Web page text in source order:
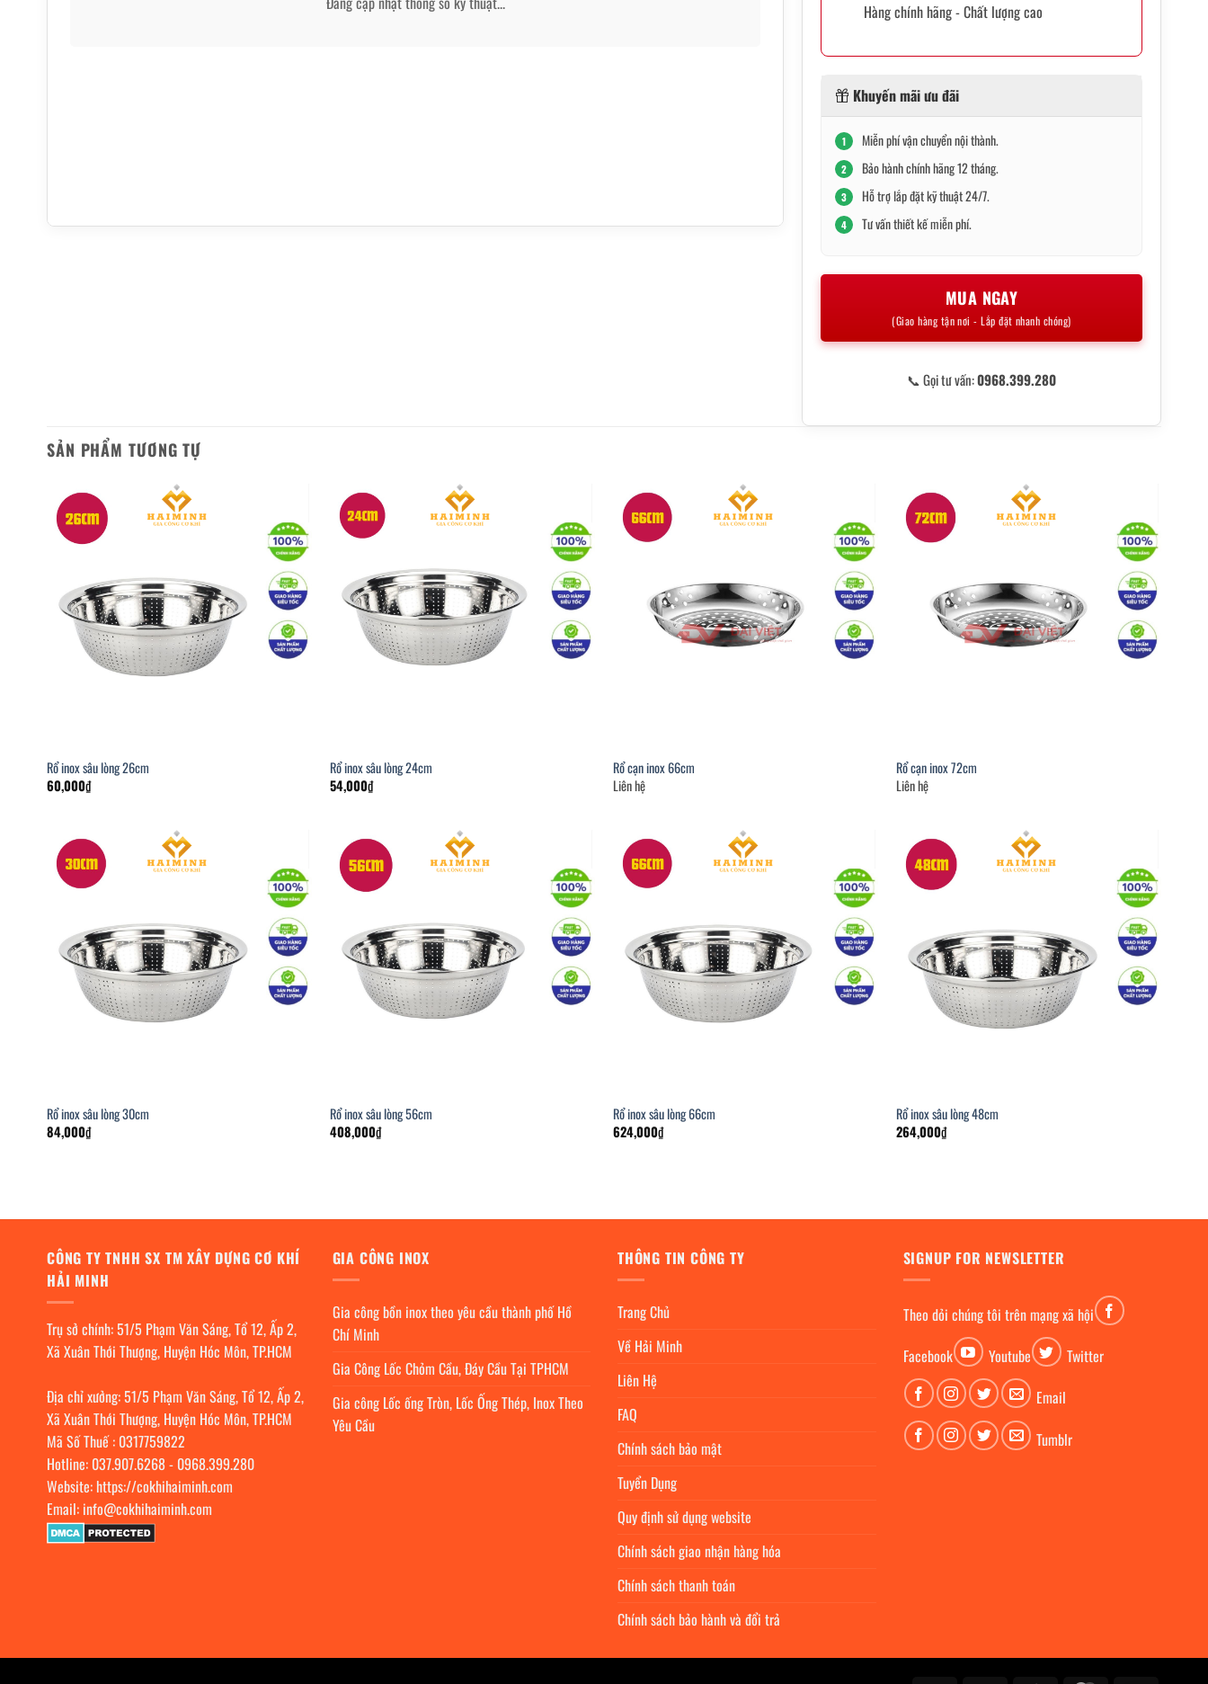
Hàng chính hãng - Chất lượng cao
Khuyến mãi ưu đãi
1 Miễn phí vận chuyển nội thành.
2 Bảo hành chính hãng 12 tháng.
3 Hỗ trợ lắp đặt kỹ thuật 24/7.
4 Tư vấn thiết kế miễn phí.
MUA NGAY
(Giao hàng tận nơi - Lắp đặt nhanh chóng)
📞 Gọi tư vấn:0968.399.280
SẢN PHẨM TƯƠNG TỰ
Rổ inox sâu lòng 26cm
60,000₫
Rổ inox sâu lòng 24cm
54,000₫
Rổ cạn inox 66cm
Liên hệ
Rổ cạn inox 72cm
Liên hệ
Rổ inox sâu lòng 30cm
84,000₫
Rổ inox sâu lòng 56cm
408,000₫
Rổ inox sâu lòng 66cm
624,000₫
Rổ inox sâu lòng 48cm
264,000₫
CÔNG TY TNHH SX TM XÂY DỰNG CƠ KHÍ
HẢI MINH
Trụ sở chính: 51/5 Phạm Văn Sáng, Tổ 12, Ấp 2,
Xã Xuân Thới Thượng, Huyện Hóc Môn, TP.HCM
Địa chỉ xưởng: 51/5 Phạm Văn Sáng, Tổ 12, Ấp 2,
Xã Xuân Thới Thượng, Huyện Hóc Môn, TP.HCM
Mã Số Thuế : 0317759822
Hotline: 037.907.6268- 0968.399.280
Website: https://cokhihaiminh.com
Email: info@cokhihaiminh.com
GIA CÔNG INOX
Gia công bồn inox theo yêu cầu thành phố Hồ
Chí Minh
Gia Công Lốc Chỏm Cầu, Đáy Cầu Tại TPHCM
Gia công Lốc ống Tròn, Lốc Ống Thép, Inox Theo
Yêu Cầu
THÔNG TIN CÔNG TY
Trang Chủ
Về Hải Minh
Liên Hệ
FAQ
Chính sách bảo mật
Tuyển Dụng
Quy định sử dụng website
Chính sách giao nhận hàng hóa
Chính sách thanh toán
Chính sách bảo hành và đổi trả
SIGNUP FOR NEWSLETTER
Theo dỏi chúng tôi trên mạng xã hội
Facebook
Youtube
Twitter
Email
Tumblr